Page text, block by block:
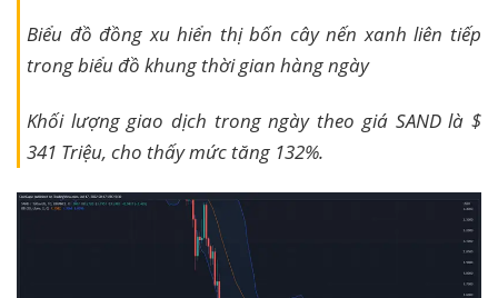
Biểu đồ đồng xu hiển thị bốn cây nến xanh liên tiếp
trong biểu đồ khung thời gian hàng ngày
Khối lượng giao dịch trong ngày theo giá SAND là $
341 Triệu, cho thấy mức tăng 132%.